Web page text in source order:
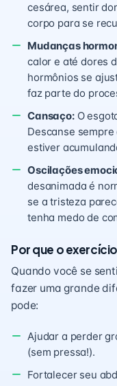
cesárea, sentir
corpo para se
Mudanças
calor e até dores
hormônios se
faz parte do
Cansaço:O
Descanse
estiver
Oscilações
desanimada é
se a tristeza
tenha medo de
Por que o
Quando você se
fazer uma grande
pode:
Ajudar a perder
(sem pressa!).
Fortalecer seu